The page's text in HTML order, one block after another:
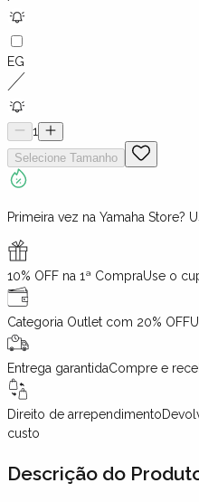
EG
1
Selecione Tamanho
Primeira vez na Yamaha Store?
10% OFF na 1ª CompraUse o
Categoria Outlet com 20% OFF
Entrega garantidaCompre e
Direito de arrependimento
custo
Descrição do